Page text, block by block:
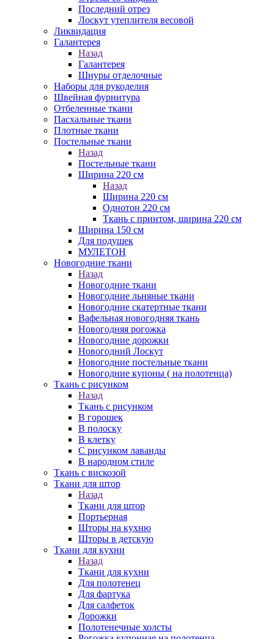
Последний отрез
Лоскут утеплителя весовой
Ликвидация
Галантерея
Назад
Галантерея
Шнуры отделочные
Наборы для рукоделия
Швейная фурнитура
Отбеленные ткани
Пасхальные ткани
Плотные ткани
Постельные ткани
Назад
Постельные ткани
Ширина 220 см
Назад
Ширина 220 см
Однотон 220 см
Ткань с принтом, ширина 220 см
Ширина 150 см
Для подушек
МУЛЕТОН
Новогодние ткани
Назад
Новогодние ткани
Новогодние льняные ткани
Новогодние скатертные ткани
Вафельная новогодняя ткань
Новогодняя рогожка
Новогодние дорожки
Новогодний Лоскут
Новогодние постельные ткани
Новогодние купоны ( на полотенца)
Ткань с рисунком
Назад
Ткань с рисунком
В горошек
В полоску
В клетку
С рисунком лаванды
В народном стиле
Ткань с вискозой
Ткани для штор
Назад
Ткани для штор
Портьерная
Шторы на кухню
Шторы в детскую
Ткани для кухни
Назад
Ткани для кухни
Для полотенец
Для фартука
Для салфеток
Дорожки
Полотенечные холсты